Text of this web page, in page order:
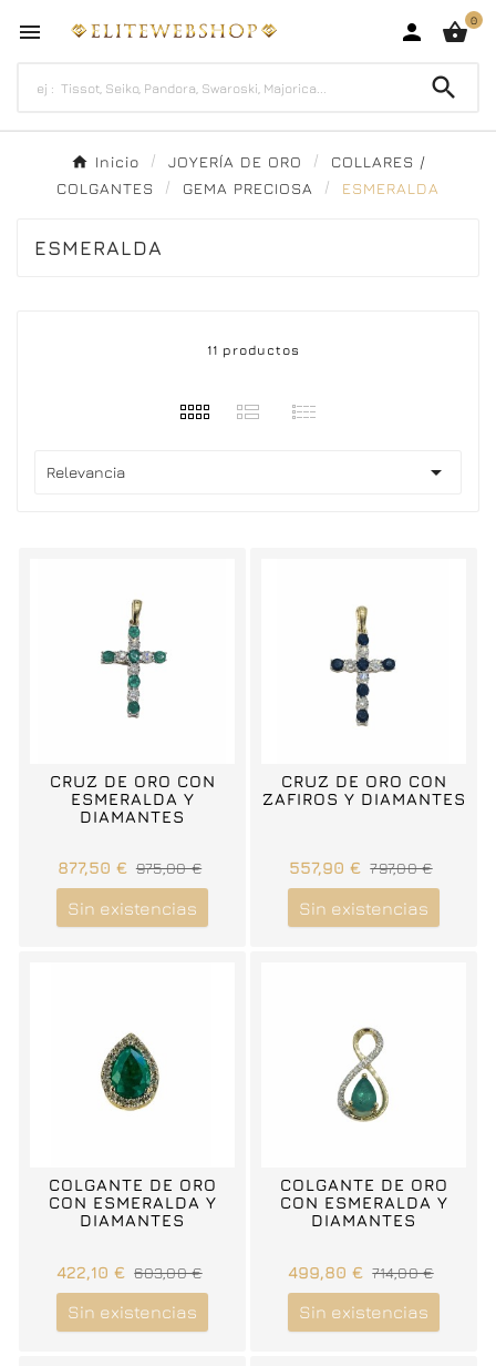
  0

Inicio JOYERÍA DE ORO
COLLARES /
COLGANTES
GEMA PRECIOSA ESMERALDA
ESMERALDA
11 productos
Relevancia 
CRUZ DE ORO CON
ESMERALDA Y
DIAMANTES
877,50 € 975,00 €
Sin existencias
CRUZ DE ORO CON
ZAFIROS Y DIAMANTES
557,90 € 797,00 €
Sin existencias
COLGANTE DE ORO
CON ESMERALDA Y
DIAMANTES
422,10 € 603,00 €
Sin existencias
COLGANTE DE ORO
CON ESMERALDA Y
DIAMANTES
499,80 € 714,00 €
Sin existencias